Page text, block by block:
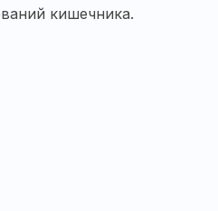
кишечника.